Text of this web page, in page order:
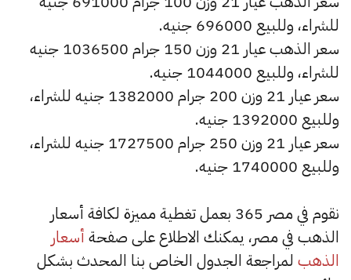
للشراء، وللبيع 696000 جنيه.
سعر الذهب عيار 21 وزن 150 جرام 1036500 جنيه
للشراء، وللبيع 1044000 جنيه.
سعر عيار 21 وزن 200 جرام 1382000 جنيه للشراء،
وللبيع 1392000 جنيه.
سعر عيار 21 وزن 250 جرام 1727500 جنيه للشراء،
وللبيع 1740000 جنيه.
نقوم في مصر 365 بعمل تغطية مميزة لكافة أسعار
الذهب في مصر، يمكنك الاطلاع على صفحة أسعار
الذهب لمراجعة الجدول الخاص بنا المحدث بشكل